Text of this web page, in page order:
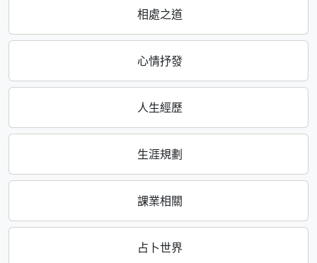
相處之道
心情抒發
人生經歷
生涯規劃
課業相關
占卜世界